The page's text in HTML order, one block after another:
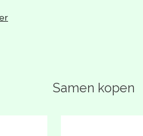
Samen kopen